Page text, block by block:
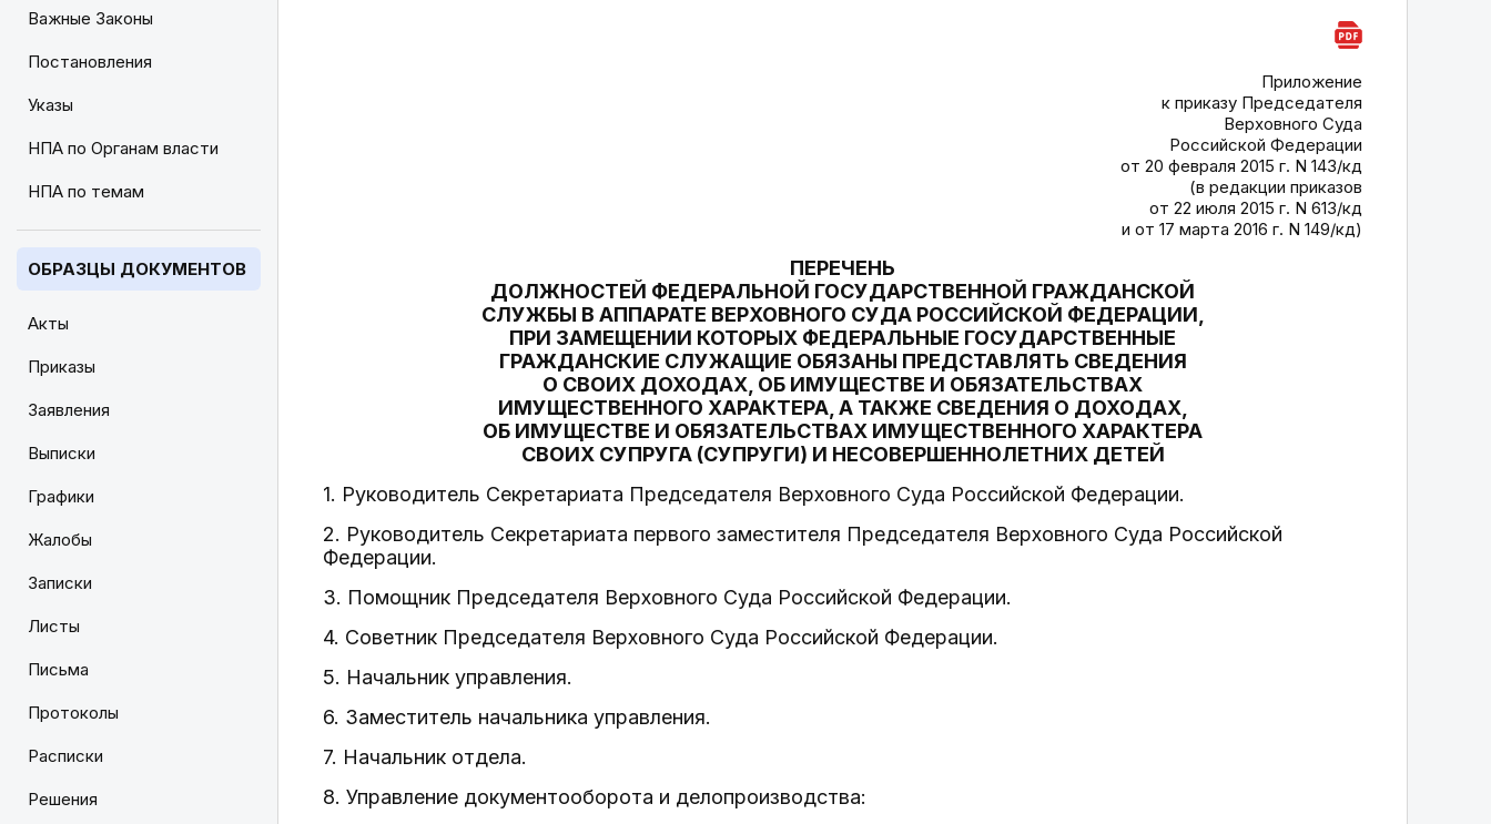
Важные Законы
Постановления
Указы
НПА по Органам власти
НПА по темам
ОБРАЗЦЫ ДОКУМЕНТОВ
Акты
Приказы
Заявления
Выписки
Графики
Жалобы
Записки
Листы
Письма
Протоколы
Расписки
Решения
Приложение
к приказу Председателя
Верховного Суда
Российской Федерации
от 20 февраля 2015 г. N 143/кд
(в редакции приказов
от 22 июля 2015 г. N 613/кд
и от 17 марта 2016 г. N 149/кд)
ПЕРЕЧЕНЬ
ДОЛЖНОСТЕЙ ФЕДЕРАЛЬНОЙ ГОСУДАРСТВЕННОЙ ГРАЖДАНСКОЙ
СЛУЖБЫ В АППАРАТЕ ВЕРХОВНОГО СУДА РОССИЙСКОЙ ФЕДЕРАЦИИ,
ПРИ ЗАМЕЩЕНИИ КОТОРЫХ ФЕДЕРАЛЬНЫЕ ГОСУДАРСТВЕННЫЕ
ГРАЖДАНСКИЕ СЛУЖАЩИЕ ОБЯЗАНЫ ПРЕДСТАВЛЯТЬ СВЕДЕНИЯ
О СВОИХ ДОХОДАХ, ОБ ИМУЩЕСТВЕ И ОБЯЗАТЕЛЬСТВАХ
ИМУЩЕСТВЕННОГО ХАРАКТЕРА, А ТАКЖЕ СВЕДЕНИЯ О ДОХОДАХ,
ОБ ИМУЩЕСТВЕ И ОБЯЗАТЕЛЬСТВАХ ИМУЩЕСТВЕННОГО ХАРАКТЕРА
СВОИХ СУПРУГА (СУПРУГИ) И НЕСОВЕРШЕННОЛЕТНИХ ДЕТЕЙ
1. Руководитель Секретариата Председателя Верховного Суда Российской Федерации.
2. Руководитель Секретариата первого заместителя Председателя Верховного Суда Российской
Федерации.
3. Помощник Председателя Верховного Суда Российской Федерации.
4. Советник Председателя Верховного Суда Российской Федерации.
5. Начальник управления.
6. Заместитель начальника управления.
7. Начальник отдела.
8. Управление документооборота и делопроизводства: